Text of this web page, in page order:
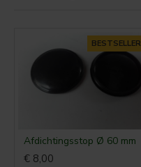
BESTSELLER
Afdichtingsstop Ø 60 mm
€ 8,00